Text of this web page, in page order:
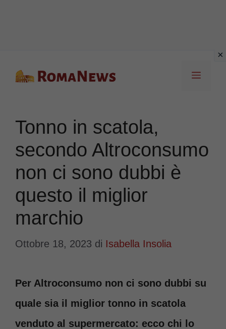
Menu
Tonno in scatola,
secondo Altroconsumo
non ci sono dubbi è
questo il miglior
marchio
Ottobre 18, 2023 di Isabella Insolia
Per Altroconsumo non ci sono dubbi su
quale sia il miglior tonno in scatola
venduto al supermercato: ecco chi lo